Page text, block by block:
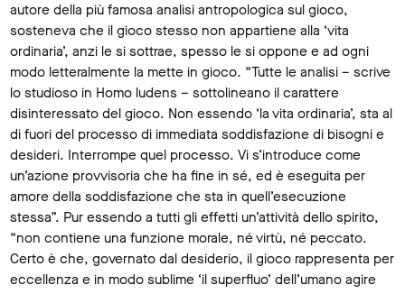
autore della più famosa analisi antropologica sul gioco,
sosteneva che il gioco stesso non appartiene alla ‘vita
ordinaria’, anzi le si sottrae, spesso le si oppone e ad ogni
modo letteralmente la mette in gioco. “Tutte le analisi – scrive
lo studioso in Homo ludens – sottolineano il carattere
disinteressato del gioco. Non essendo ‘la vita ordinaria’, sta al
di fuori del processo di immediata soddisfazione di bisogni e
desideri. Interrompe quel processo. Vi s’introduce come
un’azione provvisoria che ha fine in sé, ed è eseguita per
amore della soddisfazione che sta in quell’esecuzione
stessa”. Pur essendo a tutti gli effetti un’attività dello spirito,
“non contiene una funzione morale, né virtù, né peccato.
Certo è che, governato dal desiderio, il gioco rappresenta per
eccellenza e in modo sublime ‘il superfluo’ dell’umano agire